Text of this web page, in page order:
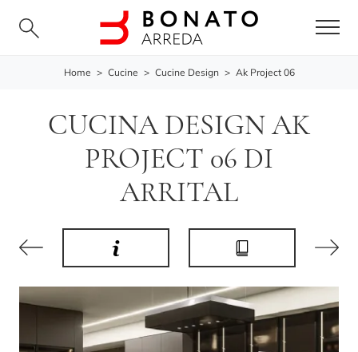
Home > Cucine > Cucine Design > Ak Project 06
CUCINA DESIGN AK
PROJECT 06 DI
ARRITAL